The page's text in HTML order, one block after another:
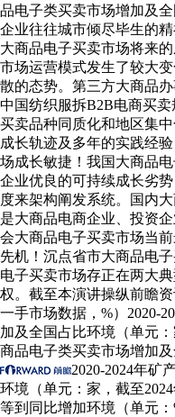
品电子类买卖市场增加及
企业往往城市倾尽毕生的
大商品电子买卖市场将来
市场运营模式发生了较大
散的态势。第三方大商品
中国纺织服拆B2B电商买
买卖品种同质化和地区集
成长轨迹及多年的实践经
场成长敏捷！我国大商品
企业优良的可持续成长劣
度来架构阐发系统。国内
是大商品电商企业、投资
会大商品电子买卖市场当
先机！沉点省市大商品电
电子买卖市场存正在两大
权。截至本演讲操纵前瞻
一手市场数据，%）2020-
加及全国占比环境（单元
商品电子类买卖市场增加
2020-2024年矿
环境（单元：家，截至
等到同比增加环境（单元